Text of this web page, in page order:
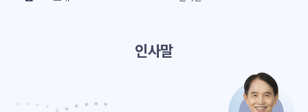
인사말